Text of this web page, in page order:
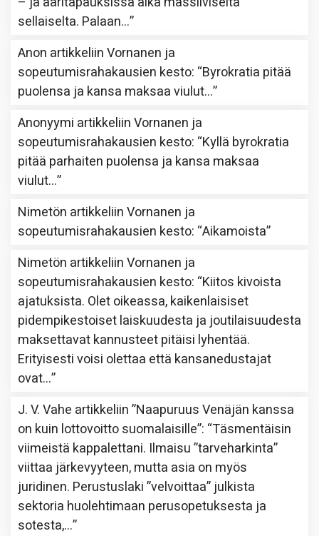
sellaiselta. Palaan…”
Anon artikkeliinVornanen ja
sopeutumisrahakausien kesto: “Byrokratia pitää
puolensa ja kansa maksaa viulut…”
Anonyymi artikkeliinVornanen ja
sopeutumisrahakausien kesto: “Kyllä byrokratia
pitää parhaiten puolensa ja kansa maksaa
viulut…”
Nimetön artikkeliinVornanen ja
sopeutumisrahakausien kesto: “Aikamoista”
Nimetön artikkeliinVornanen ja
sopeutumisrahakausien kesto: “Kiitos kivoista
ajatuksista. Olet oikeassa, kaikenlaisiset
pidempikestoiset laiskuudesta ja joutilaisuudesta
maksettavat kannusteet pitäisi lyhentää.
Erityisesti voisi olettaa että kansanedustajat
ovat…”
J. V. Vahe artikkeliin”Naapuruus Venäjän kanssa
on kuin lottovoitto suomalaisille”: “Täsmentäisin
viimeistä kappalettani. Ilmaisu ”tarveharkinta”
viittaa järkevyyteen, mutta asia on myös
juridinen. Perustuslaki ”velvoittaa” julkista
sektoria huolehtimaan perusopetuksesta ja
sotesta,…”